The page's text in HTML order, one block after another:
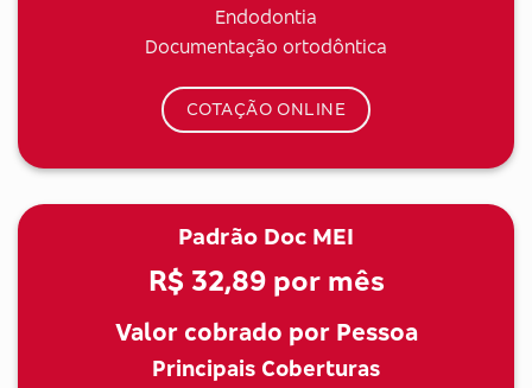
Endodontia
Documentação ortodôntica
COTAÇÃO ONLINE
Padrão Doc MEI
R$ 32,89por mês
Valor cobrado por Pessoa
Principais Coberturas